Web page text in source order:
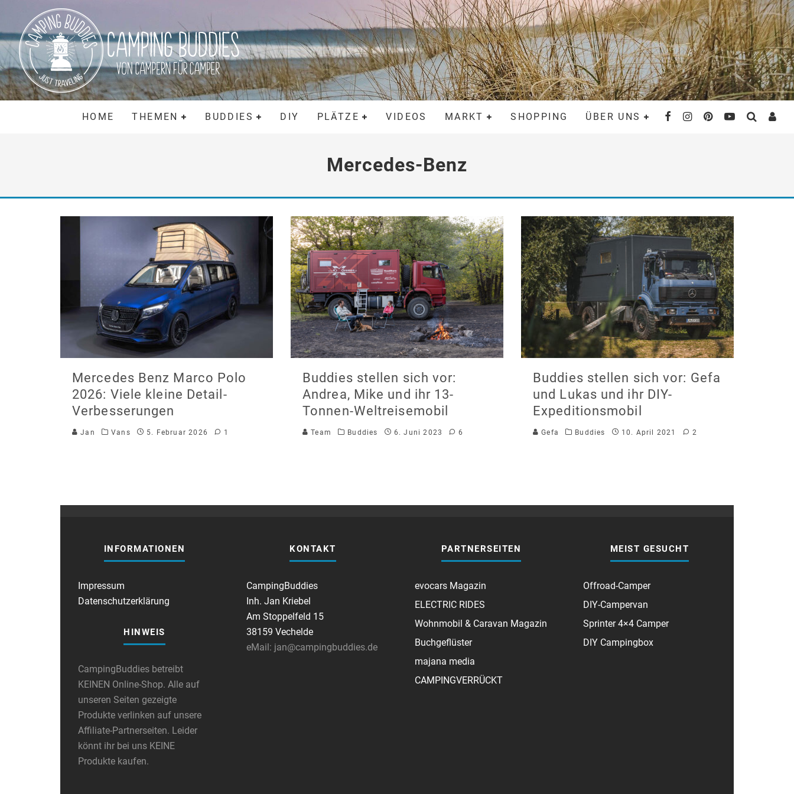
HOME THEMEN BUDDIES DIY PLÄTZE VIDEOS MARKT SHOPPING ÜBER UNS
Mercedes-Benz
Mercedes Benz Marco Polo
2026: Viele kleine Detail-
Verbesserungen
Jan Vans 5. Februar 2026 1
Buddies stellen sich vor:
Andrea, Mike und ihr 13-
Tonnen-Weltreisemobil
Team Buddies 6. Juni 2023 6
Buddies stellen sich vor: Gefa
und Lukas und ihr DIY-
Expeditionsmobil
Gefa Buddies 10. April 2021 2
INFORMATIONEN
Impressum
Datenschutzerklärung
HINWEIS
CampingBuddies betreibt
KEINEN Online-Shop. Alle auf
unseren Seiten gezeigte
Produkte verlinken auf unsere
Affiliate-Partnerseiten. Leider
könnt ihr bei uns KEINE
Produkte kaufen.
KONTAKT
CampingBuddies
Inh. Jan Kriebel
Am Stoppelfeld 15
38159 Vechelde
eMail: jan@campingbuddies.de
PARTNERSEITEN
evocars Magazin
ELECTRIC RIDES
Wohnmobil & Caravan Magazin
Buchgeflüster
majana media
CAMPINGVERRÜCKT
MEIST GESUCHT
Offroad-Camper
DIY-Campervan
Sprinter 4×4 Camper
DIY Campingbox